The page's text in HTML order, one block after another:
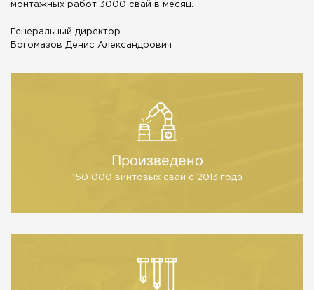
монтажных работ 3000 свай в месяц.
Генеральный директор
Богомазов Денис Александрович
Произведено
150 000 винтовых свай с 2013 года